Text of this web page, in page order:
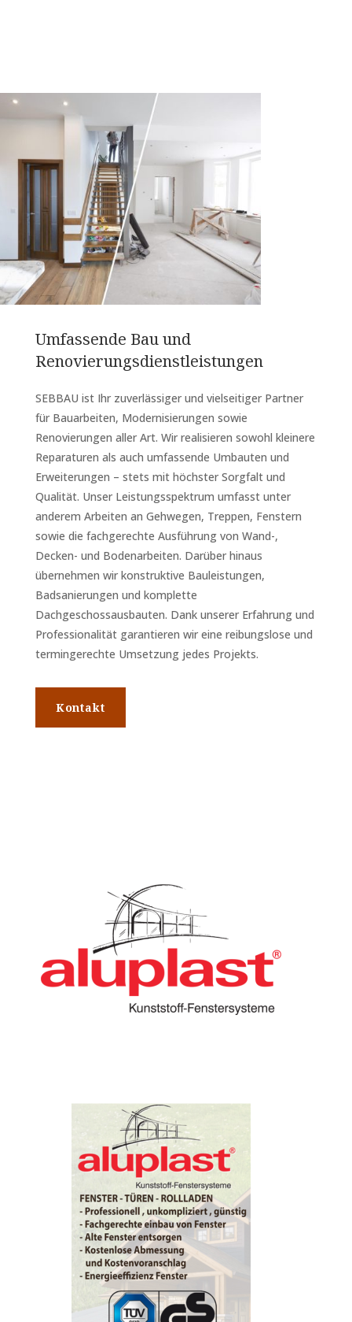
Umfassende Bau und
Renovierungsdienstleistungen
SEBBAU ist Ihr zuverlässiger und vielseitiger Partner
für Bauarbeiten, Modernisierungen sowie
Renovierungen aller Art. Wir realisieren sowohl kleinere
Reparaturen als auch umfassende Umbauten und
Erweiterungen – stets mit höchster Sorgfalt und
Qualität. Unser Leistungsspektrum umfasst unter
anderem Arbeiten an Gehwegen, Treppen, Fenstern
sowie die fachgerechte Ausführung von Wand-,
Decken- und Bodenarbeiten. Darüber hinaus
übernehmen wir konstruktive Bauleistungen,
Badsanierungen und komplette
Dachgeschossausbauten. Dank unserer Erfahrung und
Professionalität garantieren wir eine reibungslose und
termingerechte Umsetzung jedes Projekts.
Kontakt